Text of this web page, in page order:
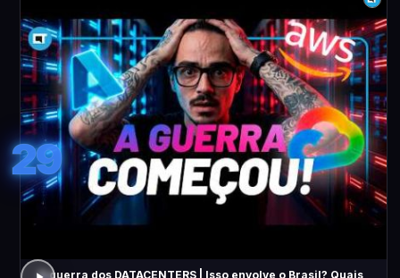
29
A guerra dos DATACENTERS | Isso envolve o Brasil? Quais